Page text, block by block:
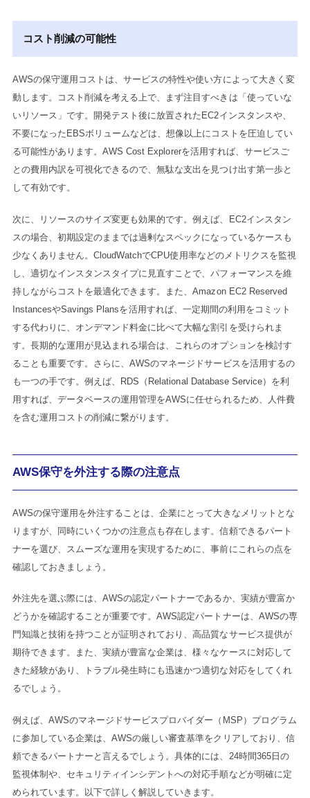
コスト削減の可能性
AWSの保守運用コストは、サービスの特性や使い方によって大きく変
動します。コスト削減を考える上で、まず注目すべきは「使っていな
いリソース」です。開発テスト後に放置されたEC2インスタンスや、
不要になったEBSボリュームなどは、想像以上にコストを圧迫してい
る可能性があります。AWS Cost Explorerを活用すれば、サービスご
との費用内訳を可視化できるので、無駄な支出を見つけ出す第一歩と
して有効です。
次に、リソースのサイズ変更も効果的です。例えば、EC2インスタン
スの場合、初期設定のままでは過剰なスペックになっているケースも
少なくありません。CloudWatchでCPU使用率などのメトリクスを監視
し、適切なインスタンスタイプに見直すことで、パフォーマンスを維
持しながらコストを最適化できます。また、Amazon EC2 Reserved
InstancesやSavings Plansを活用すれば、一定期間の利用をコミット
する代わりに、オンデマンド料金に比べて大幅な割引を受けられま
す。長期的な運用が見込まれる場合は、これらのオプションを検討す
ることも重要です。さらに、AWSのマネージドサービスを活用するの
も一つの手です。例えば、RDS（Relational Database Service）を利
用すれば、データベースの運用管理をAWSに任せられるため、人件費
を含む運用コストの削減に繋がります。
AWS保守を外注する際の注意点
AWSの保守運用を外注することは、企業にとって大きなメリットとな
りますが、同時にいくつかの注意点も存在します。信頼できるパート
ナーを選び、スムーズな運用を実現するために、事前にこれらの点を
確認しておきましょう。
外注先を選ぶ際には、AWSの認定パートナーであるか、実績が豊富か
どうかを確認することが重要です。AWS認定パートナーは、AWSの専
門知識と技術を持つことが証明されており、高品質なサービス提供が
期待できます。また、実績が豊富な企業は、様々なケースに対応して
きた経験があり、トラブル発生時にも迅速かつ適切な対応をしてくれ
るでしょう。
例えば、AWSのマネージドサービスプロバイダー（MSP）プログラム
に参加している企業は、AWSの厳しい審査基準をクリアしており、信
頼できるパートナーと言えるでしょう。具体的には、24時間365日の
監視体制や、セキュリティインシデントへの対応手順などが明確に定
められています。以下で詳しく解説していきます。